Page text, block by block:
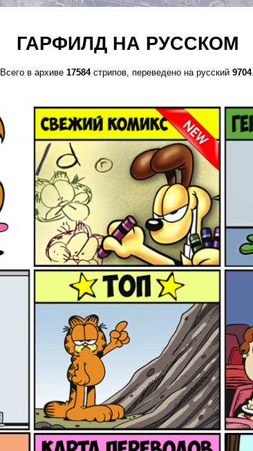
ГАРФИЛД НА РУССКОМ
Всего в архиве 17584стрипов, переведено на русский 9704.